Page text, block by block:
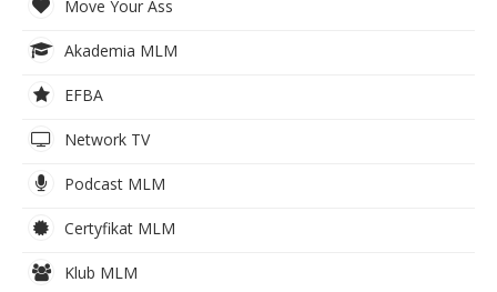
Move Your Ass
Akademia MLM
EFBA
Network TV
Podcast MLM
Certyfikat MLM
Klub MLM